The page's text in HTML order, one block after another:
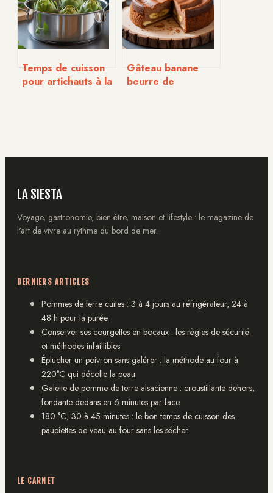
Temps de cuisson
pour artichauts à la
Gâteau banane
beurre de
LA SIESTA
Voyage, gastronomie, bien-être, maison et lifestyle : le magazine de
l'art de vivre au rythme du bord de mer.
DERNIERS ARTICLES
Pommes de terre cuites : 3 à 4 jours au réfrigérateur, 24 à
48 h pour la purée
Conserver ses courgettes en bocaux : les règles de sécurité
et méthodes infaillibles
Éplucher un poivron sans galérer : la méthode au four à
220°C qui décolle la peau
Galette de pomme de terre alsacienne : croustillante dehors,
fondante dedans en 6 minutes par face
180 °C, 30 à 45 minutes : le bon temps de cuisson des
paupiettes de veau au four sans les sécher
LE CARNET